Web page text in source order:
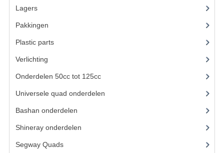
Lagers(12)
Pakkingen
Plastic parts(22)
Verlichting
Onderdelen 50cc tot 125cc(49)
Universele quad onderdelen
Bashan onderdelen
Shineray onderdelen
Segway Quads(6)